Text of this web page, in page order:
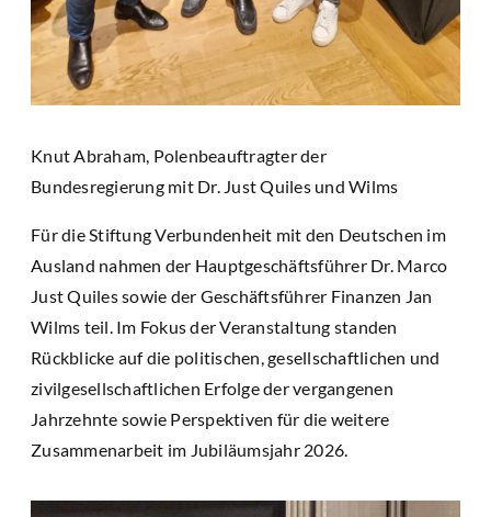
Knut Abraham, Polenbeauftragter der
Bundesregierung mit Dr. Just Quiles und Wilms
Für die Stiftung Verbundenheit mit den Deutschen im
Ausland nahmen der Hauptgeschäftsführer Dr. Marco
Just Quiles sowie der Geschäftsführer Finanzen Jan
Wilms teil. Im Fokus der Veranstaltung standen
Rückblicke auf die politischen, gesellschaftlichen und
zivilgesellschaftlichen Erfolge der vergangenen
Jahrzehnte sowie Perspektiven für die weitere
Zusammenarbeit im Jubiläumsjahr 2026.